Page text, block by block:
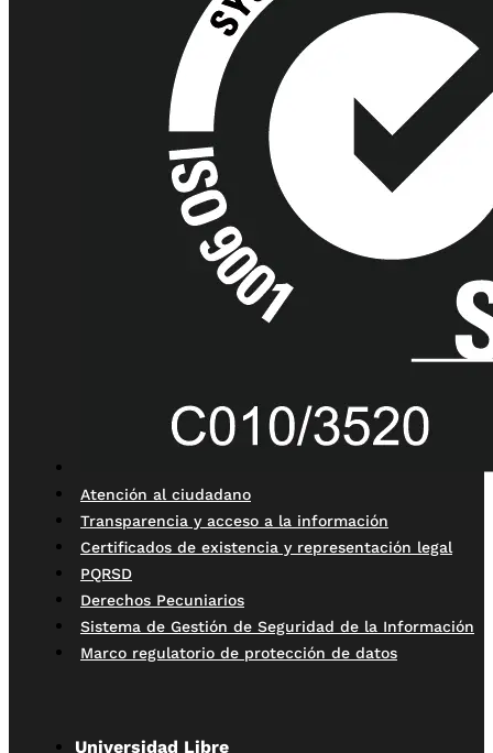
Atención al ciudadano
Transparencia y acceso a la información
Certificados de existencia y representación legal
PQRSD
Derechos Pecuniarios
Sistema de Gestión de Seguridad de la Información
Marco regulatorio de protección de datos
Universidad Libre